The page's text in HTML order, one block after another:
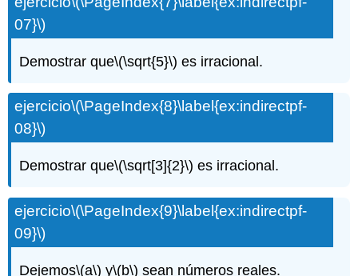
07}\)
Demostrar que\(\sqrt{5}\) es irracional.
ejercicio\(\PageIndex{8}\label{ex:indirectpf-
08}\)
Demostrar que\(\sqrt[3]{2}\) es irracional.
ejercicio\(\PageIndex{9}\label{ex:indirectpf-
09}\)
Dejemos\(a\) y\(b\) sean números reales.